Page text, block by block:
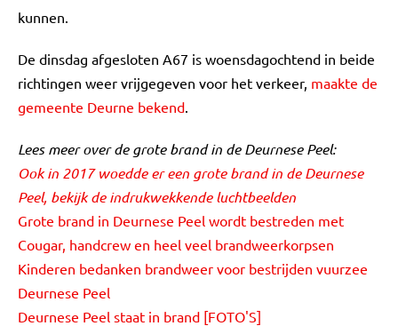
kunnen.
De dinsdag afgesloten A67 is woensdagochtend in beide
richtingen weer vrijgegeven voor het verkeer, maakte de
gemeente Deurne bekend
Lees meer over de grote brand in de Deurnese Peel:
Ook in 2017 woedde er een grote brand in de Deurnese
Peel, bekijk de indrukwekkende luchtbeelden
Grote brand in Deurnese Peel wordt bestreden met
Cougar, handcrew en heel veel brandweerkorpsen
Kinderen bedanken brandweer voor bestrijden vuurzee
Deurnese Peel
Deurnese Peel staat in brand [FOTO'S]